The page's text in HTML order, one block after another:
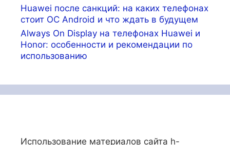
Huawei после санкций: на каких телефонах
стоит ОС Android и что ждать в будущем
Always On Display на телефонах Huawei и
Honor: особенности и рекомендации по
использованию
Использование материалов сайта h-